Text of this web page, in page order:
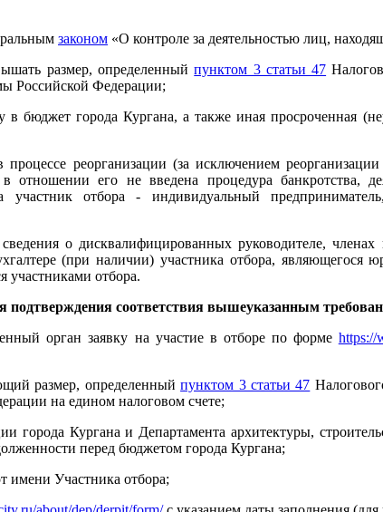
законом «О контроле за деятельностью лиц,
размер, определенныйпунктом 3 статьи 47
Российской Федерации;
в бюджет города Кургана, а также иная просроченная
реорганизации (за исключением
его не введена процедура банкротства,
участник отбора - индивидуальный
о дисквалифицированных руководителе,
(при наличии) участника отбора,
участниками отбора.
подтверждения соответствия вышеуказанным
орган заявку на участие в отборе по форме https://
размер, определенныйпунктом 3 статьи 47
на едином налоговом счете;
города Кургана и Департамента архитектуры,
перед бюджетом города Кургана;
имени Участника отбора;